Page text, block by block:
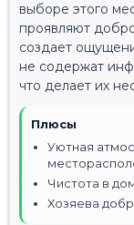
выборе этого
проявляют
создает
не содержат
что делает их
Плюсы
Уютная
Чистота в
Хозяева